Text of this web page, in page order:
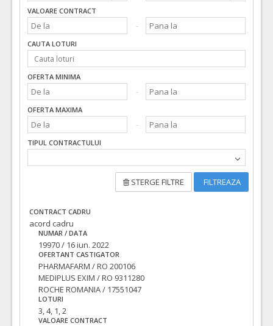
VALOARE CONTRACT
CAUTA LOTURI
OFERTA MINIMA
OFERTA MAXIMA
TIPUL CONTRACTULUI
STERGE FILTRE FILTREAZA
CONTRACT CADRU
acord cadru
NUMAR / DATA
19970 / 16 iun. 2022
OFERTANT CASTIGATOR
PHARMAFARM / RO 200106
MEDIPLUS EXIM / RO 9311280
ROCHE ROMANIA / 17551047
LOTURI
3, 4, 1, 2
VALOARE CONTRACT